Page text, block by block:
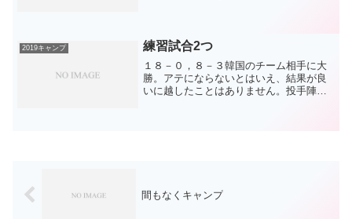
これでは厳しい。。・大野...
2019キャンプ 練習試合2つ
１８－０，８－３韓国のチーム相手に大
勝。アテにならないとはいえ、結果が良
いに越したことはありません。投手陣は
間もなくキャンプ